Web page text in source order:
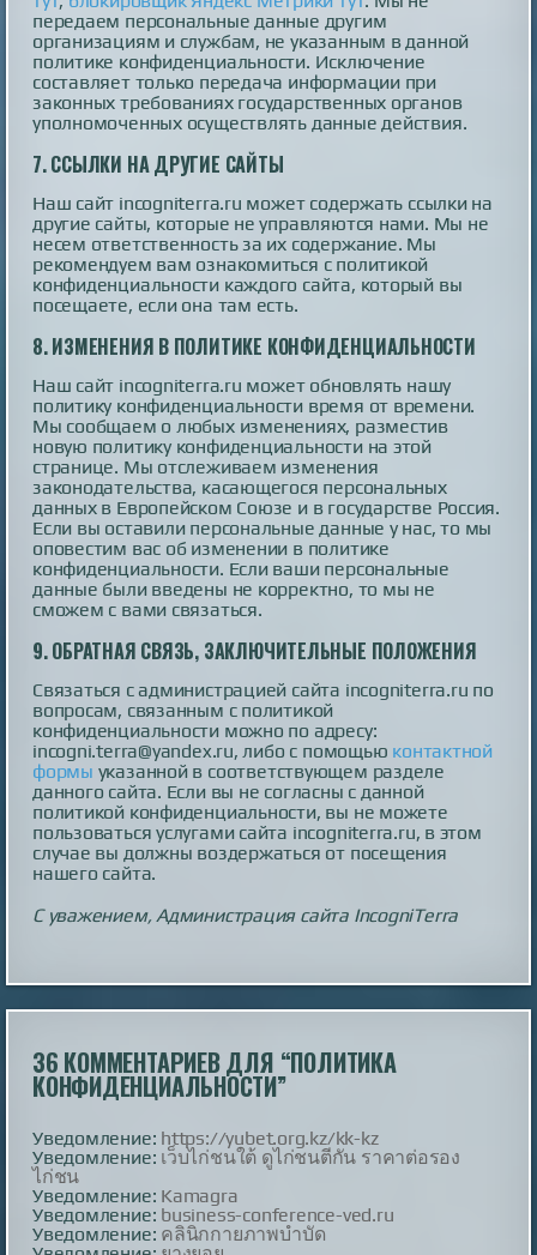
передаем персональные данные другим
организациям и службам, не указанным в данной
политике конфиденциальности. Исключение
составляет только передача информации при
законных требованиях государственных органов
уполномоченных осуществлять данные действия.
7.ССЫЛКИ НА ДРУГИЕ САЙТЫ
Наш сайт incogniterra.ru может содержать ссылки на
другие сайты, которые не управляются нами. Мы не
несем ответственность за их содержание. Мы
рекомендуем вам ознакомиться с политикой
конфиденциальности каждого сайта, который вы
посещаете, если она там есть.
8.ИЗМЕНЕНИЯ В ПОЛИТИКЕ КОНФИДЕНЦИАЛЬНОСТИ
Наш сайт incogniterra.ru может обновлять нашу
политику конфиденциальности время от времени.
Мы сообщаем о любых изменениях, разместив
новую политику конфиденциальности на этой
странице. Мы отслеживаем изменения
законодательства, касающегося персональных
данных в Европейском Союзе и в государстве Россия.
Если вы оставили персональные данные у нас, то мы
оповестим вас об изменении в политике
конфиденциальности. Если ваши персональные
данные были введены не корректно, то мы не
сможем с вами связаться.
9.ОБРАТНАЯ СВЯЗЬ, ЗАКЛЮЧИТЕЛЬНЫЕ ПОЛОЖЕНИЯ
Связаться с администрацией сайта incogniterra.ru по
вопросам, связанным с политикой
конфиденциальности можно по адресу:
incogni.terra@yandex.ru, либо с помощью контактной
формы указанной в соответствующем разделе
данного сайта. Если вы не согласны с данной
политикой конфиденциальности, вы не можете
пользоваться услугами сайта incogniterra.ru, в этом
случае вы должны воздержаться от посещения
нашего сайта.
С уважением, Администрация сайта IncogniTerra
36 КОММЕНТАРИЕВ ДЛЯ “ПОЛИТИКА
КОНФИДЕНЦИАЛЬНОСТИ”
Уведомление: https://yubet.org.kz/kk-kz
Уведомление: เว็บไก่ชนใต้ ดูไก่ชนตีกัน ราคาต่อรอง
ไก่ชน
Уведомление: Kamagra
Уведомление: business-conference-ved.ru
Уведомление: คลินิกกายภาพบำบัด